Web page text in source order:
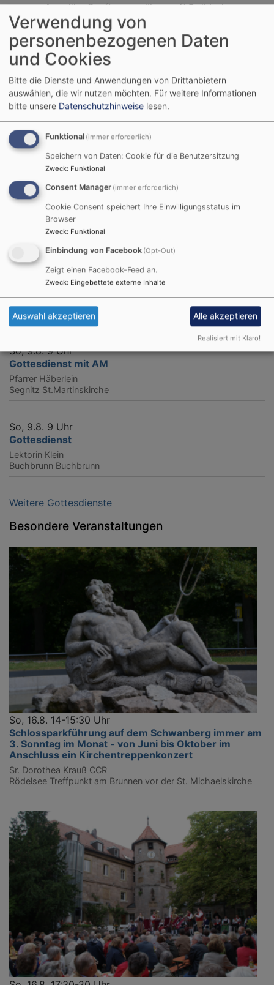
Angelika Senft -angelika.senft@elkb.de
2025_06_anhang_10.2-interventionsteam.pdf
557.83 KB
Prävention
Missbrauch
Gottesdienste im Dekanat
So, 9.8. 6:30-7:10 Uhr
Morgengebet
Evangelisches Kloster Schwanberg - Communität Casteller
Rödelsee St. Michaelskirche, Schwanberg
So, 9.8. 9 Uhr
Gottesdienst mit AM
Pfarrer Häberlein
Segnitz St.Martinskirche
So, 9.8. 9 Uhr
Gottesdienst
Lektorin Klein
Buchbrunn Buchbrunn
Weitere Gottesdienste
Besondere Veranstaltungen
So, 16.8. 14-15:30 Uhr
Schlossparkführung auf dem Schwanberg immer am
3. Sonntag im Monat - von Juni bis Oktober im
Anschluss ein Kirchentreppenkonzert
Sr. Dorothea Krauß CCR
Rödelsee Treffpunkt am Brunnen vor der St. Michaelskirche
Verwendung von
personenbezogenen Daten
und Cookies
Bitte die Dienste und Anwendungen von Drittanbietern
auswählen, die wir nutzen möchten. Für weitere Informationen
bitte unsere Datenschutzhinweise lesen.
Funktional (immer erforderlich)
Speichern von Daten: Cookie für die Benutzersitzung
Zweck: Funktional
Consent Manager (immer erforderlich)
Cookie Consent speichert Ihre Einwilligungsstatus im
Browser
Zweck: Funktional
Einbindung von Facebook (Opt-Out)
Zeigt einen Facebook-Feed an.
Zweck: Eingebettete externe Inhalte
Auswahl akzeptieren Alle akzeptieren
Realisiert mit Klaro!